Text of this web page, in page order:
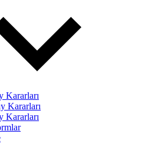
Kararları
Kararları
Kararları